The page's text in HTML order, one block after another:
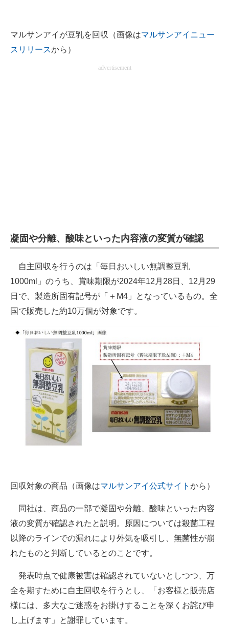
エネルギーの専門メディア
建設×テクノロジーの最前線
マルサンアイが豆乳を回収（画像はマルサンアイニュー
スリリースから）
advertisement
凝固や分離、酸味といった内容液の変質が確認
自主回収を行うのは「毎日おいしい無調整豆乳
1000ml」のうち、賞味期限が2024年12月28日、12月29
日で、製造所固有記号が「＋M4」となっているもの。全
国で販売した約10万個が対象です。
回収対象の商品（画像はマルサンアイ公式サイト から）
同社は、商品の一部で凝固や分離、酸味といった内容
液の変質が確認されたと説明。原因については殺菌工程
以降のラインでの漏れにより外気を吸引し、無菌性が崩
れたものと判断しているとのことです。
発表時点で健康被害は確認されていないとしつつ、万
全を期すために自主回収を行うとし、「お客様と販売店
様には、多大なご迷惑をお掛けすることを深くお詫び申
し上げます」と謝罪しています。